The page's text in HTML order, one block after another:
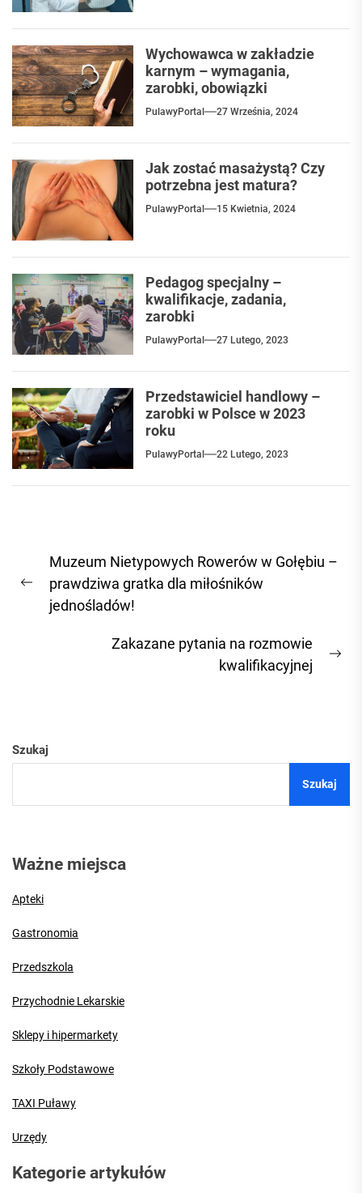
Wychowawca w zakładzie
karnym – wymagania,
zarobki, obowiązki
PulawyPortal 27 Września, 2024
Jak zostać masażystą? Czy
potrzebna jest matura?
PulawyPortal 15 Kwietnia, 2024
Pedagog specjalny –
kwalifikacje, zadania,
zarobki
PulawyPortal 27 Lutego, 2023
Przedstawiciel handlowy –
zarobki w Polsce w 2023
roku
PulawyPortal 22 Lutego, 2023
wpisu
Previous
post:
Muzeum Nietypowych Rowerów w Gołębiu –
prawdziwa gratka dla miłośników
jednośladów!
Zakazane pytania na rozmowie
kwalifikacyjnej
Szukaj
Szukaj
Ważne miejsca
Apteki
Gastronomia
Przedszkola
Przychodnie Lekarskie
Sklepy i hipermarkety
Szkoły Podstawowe
TAXI Puławy
Urzędy
Kategorie artykułów